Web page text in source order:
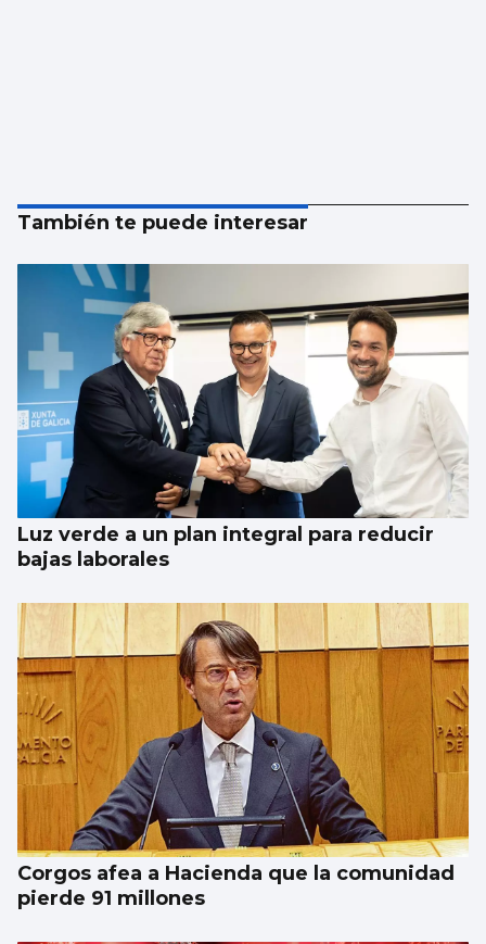
También te puede interesar
Luz verde a un plan integral para reducir
bajas laborales
Corgos afea a Hacienda que la comunidad
pierde 91 millones